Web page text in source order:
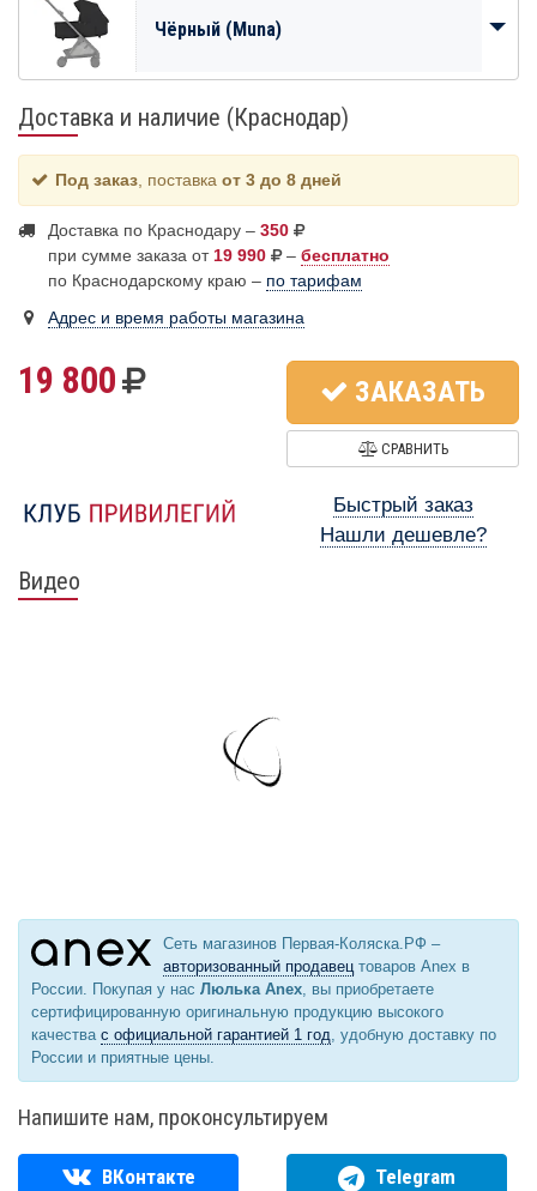
Чёрный (Muna)
Доставка и наличие (Краснодар)
Под заказ , поставка от 3 до 8 дней
Доставка по Краснодару – 350
при сумме заказа от 19 990 – бесплатно
по Краснодарскому краю – по тарифам
Адрес и время работы магазина
19 800 ЗАКАЗАТЬ
СРАВНИТЬ
Быстрый заказ
Нашли дешевле?
Видео
Сеть магазинов Первая-Коляска.РФ –
авторизованный продавецтоваров Anex в
России. Покупая у нас Люлька Anex, вы приобретаете
сертифицированную оригинальную продукцию высокого
качества с официальной гарантией 1 год, удобную доставку по
России и приятные цены.
Напишите нам, проконсультируем
ВКонтакте Telegram